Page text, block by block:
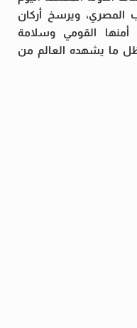
المصري، ويرسخ أركان
أمنها القومي وسلامة
ما يشهده العالم من